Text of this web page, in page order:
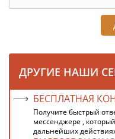
ДРУГИЕ НАШИ
БЕСПЛАТНАЯ
Получите быстрый
мессенджере ,
дальнейших